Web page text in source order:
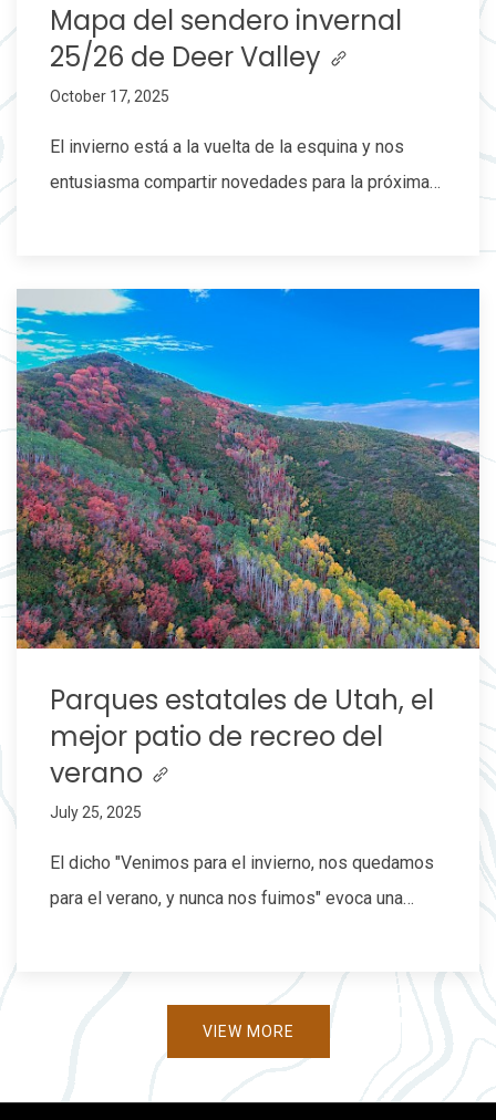
Mapa del sendero invernal
25/26 de Deer Valley
October 17, 2025
El invierno está a la vuelta de la esquina y nos
entusiasma compartir novedades para la próxima…
Parques estatales de Utah, el
mejor patio de recreo del
verano
July 25, 2025
El dicho "Venimos para el invierno, nos quedamos
para el verano, y nunca nos fuimos" evoca una…
VIEW MORE